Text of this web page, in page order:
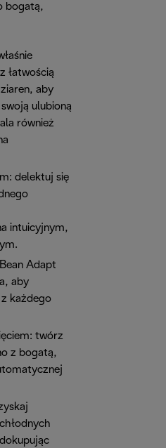
bogatą,
łatwością
aby
ulubioną
również
delektuj się
intuicyjnym,
Adapt
aby
każdego
twórz
z bogatą,